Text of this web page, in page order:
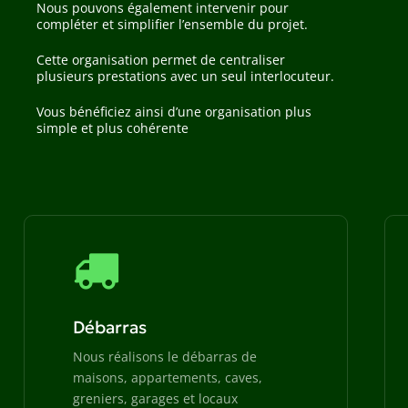
Nous pouvons également intervenir pour
compléter et simplifier l’ensemble du projet.
Cette organisation permet de centraliser
plusieurs prestations avec un seul interlocuteur.
Vous bénéficiez ainsi d’une organisation plus
simple et plus cohérente
Débarras
Nous réalisons le débarras de
maisons, appartements, caves,
greniers, garages et locaux